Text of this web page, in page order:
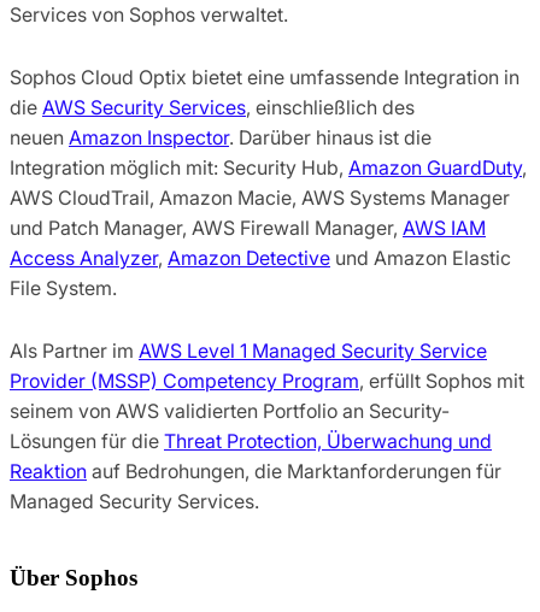
Services von Sophos verwaltet.
Sophos Cloud Optix bietet eine umfassende Integration in
die AWS Security Services, einschließlich des
neuen Amazon Inspector. Darüber hinaus ist die
Integration möglich mit: Security Hub, Amazon GuardDuty,
AWS CloudTrail, Amazon Macie, AWS Systems Manager
und Patch Manager, AWS Firewall Manager, AWS IAM
Access Analyzer, Amazon Detective und Amazon Elastic
File System.
Als Partner im AWS Level 1 Managed Security Service
Provider (MSSP) Competency Program, erfüllt Sophos mit
seinem von AWS validierten Portfolio an Security-
Lösungen für die Threat Protection, Überwachung und
Reaktion auf Bedrohungen, die Marktanforderungen für
Managed Security Services.
Über Sophos